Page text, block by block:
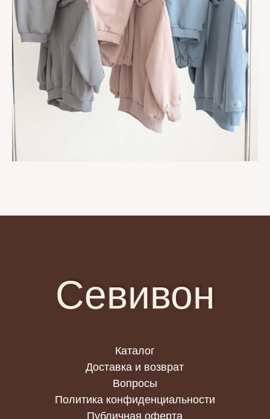
Севивон
Каталог
Доставка и возврат
Вопросы
Политика конфиденциальности
Публичная оферта